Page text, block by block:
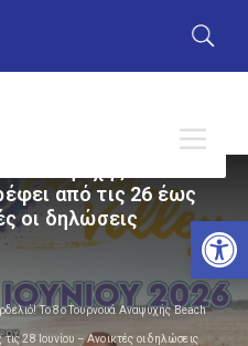
το Ελευθέριο –
από τις 26 έως
οι δηλώσεις
Το 8ο Τουρνουά Αναψυχής Beach
28 Ιουνίου – Ανοικτές οι δηλώσεις